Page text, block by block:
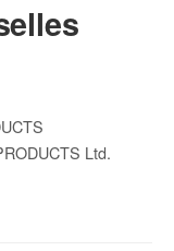
Ltd.